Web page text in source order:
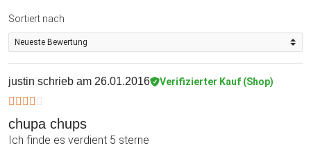
Sortiert nach
justin schrieb am 26.01.2016 Verifizierter Kauf (Shop)
chupa chups
Ich finde es verdient 5 sterne